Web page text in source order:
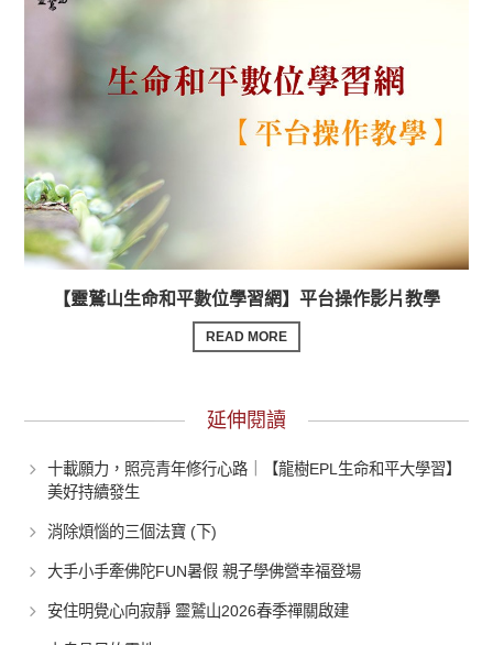
【靈鷲山生命和平數位學習網】平台操作影片教學
READ MORE
延伸閱讀
十載願力，照亮青年修行心路｜【龍樹EPL生命和平大學習】
美好持續發生
消除煩惱的三個法寶 (下)
大手小手牽佛陀FUN暑假 親子學佛營幸福登場
安住明覺心向寂靜 靈鷲山2026春季禪關啟建